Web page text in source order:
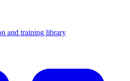
and training library